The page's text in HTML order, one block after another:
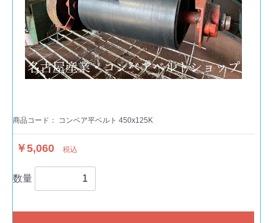
商品コード： コンベア平ベルト 450x125K
￥5,060 税込
数量